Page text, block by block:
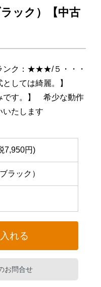
ック）【中古
ンク：★★★/５・・・
としては綺麗。】
です。】 希少な動作
いたします
7,950円)
ラック）
れる
お問合せ